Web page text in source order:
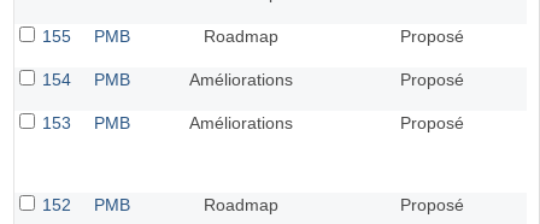
155 PMB Roadmap Proposé
154 PMB Améliorations Proposé
153 PMB Améliorations Proposé
152 PMB Roadmap Proposé